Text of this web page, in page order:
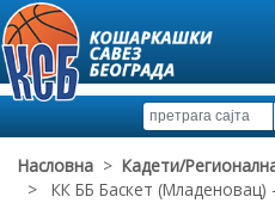
Насловна > Кадети/
> КК ББ Баскет (Младеновац)